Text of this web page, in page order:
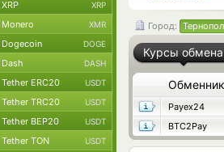
Город:
Курсы обмена
Обменник
Payex24
BTC2Pay
XRP XRP
Monero XMR
Dogecoin DOGE
Dash DASH
Tether ERC20 USDT
Tether TRC20 USDT
Tether BEP20 USDT
Tether TON USDT